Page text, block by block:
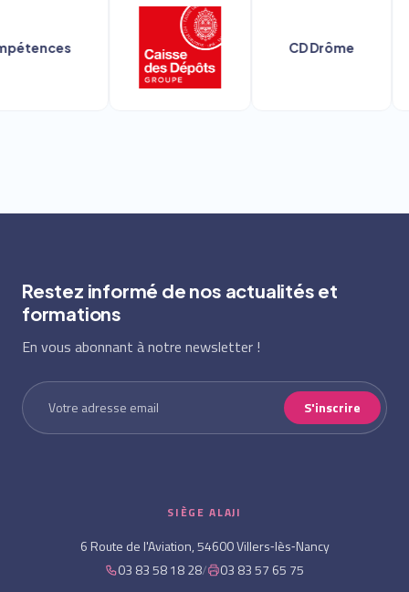
CD Drôme
Restez informé de nos actualités et
formations
En vous abonnant à notre newsletter !
S'inscrire
SIÈGE ALAJI
6 Route de l'Aviation, 54600 Villers‑lès‑Nancy
03 83 58 18 28/ 03 83 57 65 75